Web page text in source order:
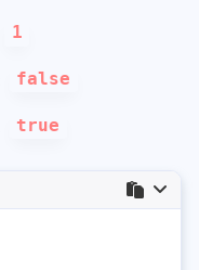
1
false
true